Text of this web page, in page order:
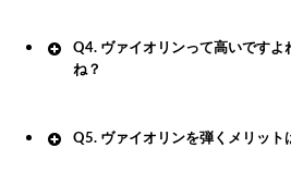
Q4. ヴァイオリンって高いです
ね？
Q5. ヴァイオリンを弾くメリット